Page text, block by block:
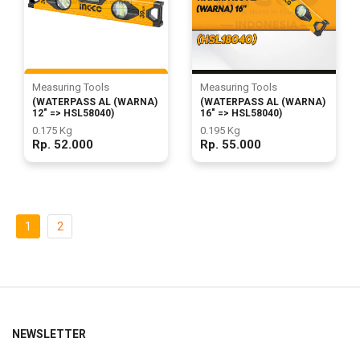
Measuring Tools
(WATERPASS AL (WARNA)
12" => HSL58040)
0.175 Kg
Rp. 52.000
Measuring Tools
(WATERPASS AL (WARNA)
16" => HSL58040)
0.195 Kg
Rp. 55.000
1 2
NEWSLETTER